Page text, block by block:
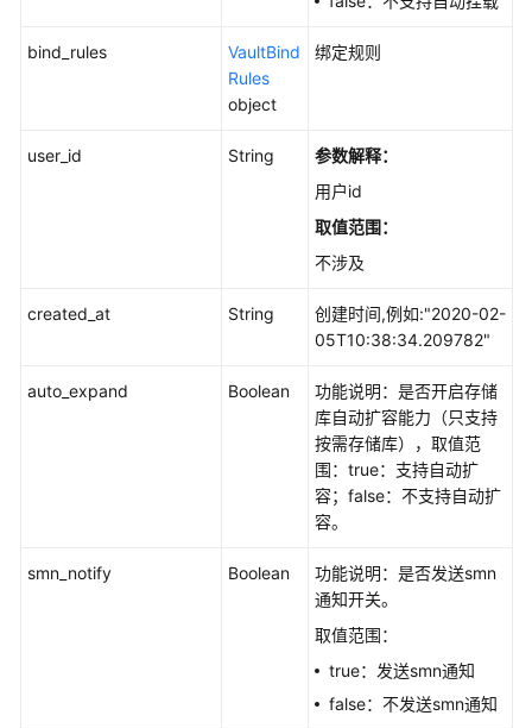
bind_rules
VaultBind
Rules
object
绑定规则
user_id String
参数解释：
用户id
取值范围：
不涉及
created_at String
创建时间,例如:"2020-02-
05T10:38:34.209782"
auto_expand Boolean
功能说明：是否开启存储
库自动扩容能力（只支持
按需存储库），取值范
围：true：支持自动扩
容；false：不支持自动扩
容。
smn_notify Boolean
功能说明：是否发送smn
通知开关。
取值范围：
true：发送smn通知
false：不发送smn通知